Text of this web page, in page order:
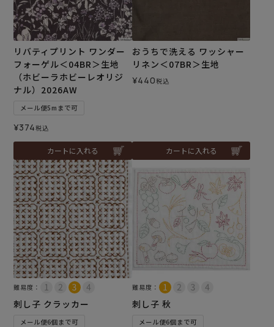
リバティプリント ワンダー
フォーゲル＜04BR＞生地
（ホビーラホビーレオリジ
ナル）2026AW
メール便5mまで可
¥374税込
カートに入れる
おうちで洗える ワッシャー
リネン＜07BR＞生地
¥440税込
カートに入れる
難易度：
刺し子 クラッカー
メール便6個まで可
難易度：
刺し子 秋
メール便6個まで可